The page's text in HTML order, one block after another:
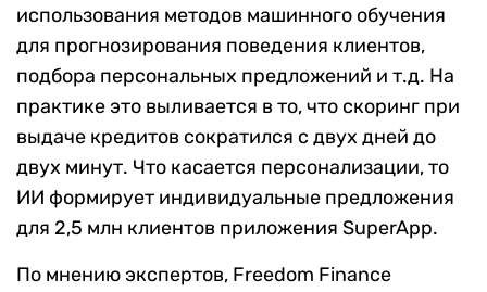
использования методов машинного обучения
для прогнозирования поведения клиентов,
подбора персональных предложений и т.д. На
практике это выливается в то, что скоринг при
выдаче кредитов сократился с двух дней до
двух минут. Что касается персонализации, то
ИИ формирует индивидуальные предложения
для 2,5 млн клиентов приложения SuperApp.
По мнению экспертов, Freedom Finance